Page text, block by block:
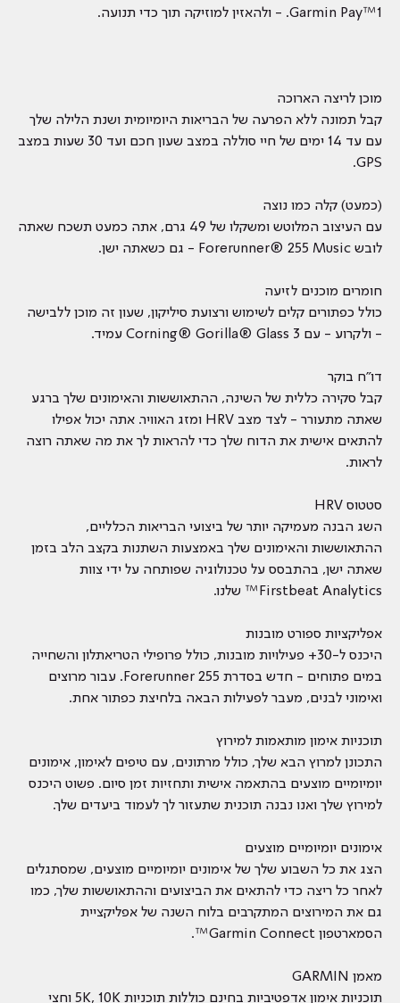
Garmin Pay™1. - ולהאזין למוזיקה תוך כדי תנועה.
מוכן לריצה הארוכה
קבל תמונה ללא הפרעה של הבריאות היומיומית ושנת הלילה שלך
עם עד 14 ימים של חיי סוללה במצב שעון חכם ועד 30 שעות במצב
GPS.
(כמעט) קלה כמו נוצה
עם העיצוב המלוטש ומשקלו של 49 גרם, אתה כמעט תשכח שאתה
לובש Forerunner® 255 Music - גם כשאתה ישן.
חומרים מוכנים לזיעה
כולל כפתורים קלים לשימוש ורצועת סיליקון, שעון זה מוכן ללבישה
- ולקרוע - עם Corning® Gorilla® Glass 3 עמיד.
דו"ח בוקר
קבל סקירה כללית של השינה, ההתאוששות והאימונים שלך ברגע
שאתה מתעורר - לצד מצב HRV ומזג האוויר. אתה יכול אפילו
להתאים אישית את הדוח שלך כדי להראות לך את מה שאתה רוצה
לראות.
סטטוס HRV
השג הבנה מעמיקה יותר של ביצועי הבריאות הכלליים,
ההתאוששות והאימונים שלך באמצעות השתנות בקצב הלב בזמן
שאתה ישן, בהתבסס על טכנולוגיה שפותחה על ידי צוות
Firstbeat Analytics™ שלנו.
אפליקציות ספורט מובנות
היכנס ל-30+ פעילויות מובנות, כולל פרופילי הטריאתלון והשחייה
במים פתוחים - חדש בסדרת Forerunner 255. עבור מרוצים
ואימוני לבנים, מעבר לפעילות הבאה בלחיצת כפתור אחת.
תוכניות אימון מותאמות למירוץ
התכונן למרוץ הבא שלך, כולל מרתונים, עם טיפים לאימון, אימונים
יומיומיים מוצעים בהתאמה אישית ותחזיות זמן סיום. פשוט היכנס
למירוץ שלך ואנו נבנה תוכנית שתעזור לך לעמוד ביעדים שלך.
אימונים יומיומיים מוצעים
הצג את כל השבוע שלך של אימונים יומיומיים מוצעים, שמסתגלים
לאחר כל ריצה כדי להתאים את הביצועים וההתאוששות שלך, כמו
גם את המירוצים המתקרבים בלוח השנה של אפליקציית
הסמארטפון Garmin Connect™.
מאמן GARMIN
תוכניות אימון אדפטיביות בחינם כוללות תוכניות 5K, 10K וחצי